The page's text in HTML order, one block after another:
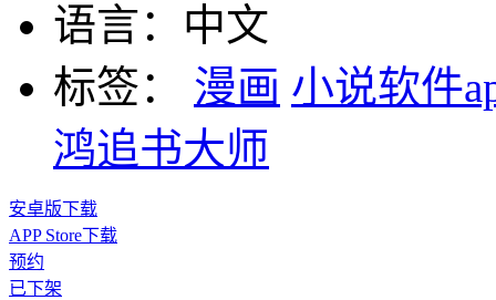
语言： 中文
标签：
漫画 小说软件
鸿追书大师
安卓版下载
APP Store下载
预约
已下架